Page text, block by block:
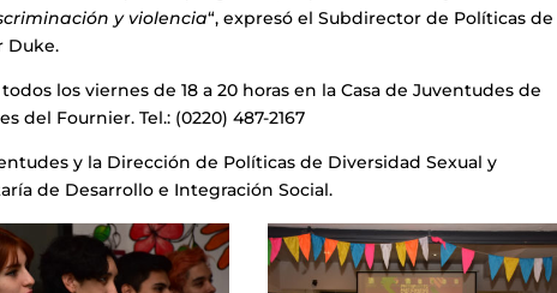
y violencia“, expresó el Subdirector de Políticas de
Duke.
los viernes de 18 a 20 horas en la Casa de Juventudes de
del Fournier. Tel.: (0220) 487-2167
y la Dirección de Políticas de Diversidad Sexual y
de Desarrollo e Integración Social.